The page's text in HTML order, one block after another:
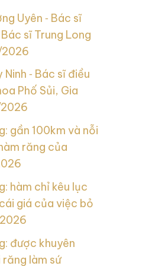
Uyên ‑ Bác sĩ
sĩ Trung Long
‑ Bác sĩ điều
Phố Sủi, Gia
gần 100km và nỗi
răng của
hàm chỉ kêu lục
giá của việc bỏ
được khuyên
làm sứ